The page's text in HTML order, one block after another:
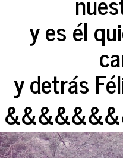
y es él
y detrás